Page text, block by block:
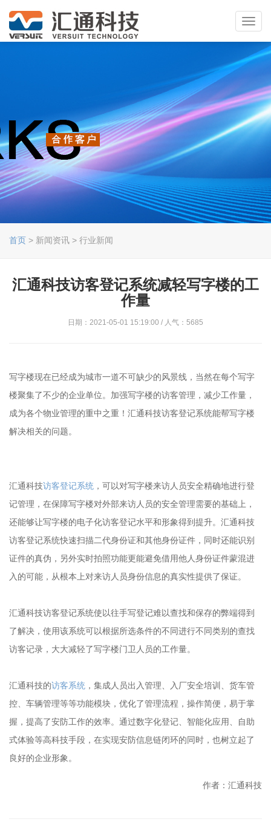
首页 > 新闻资讯 > 行业新闻
汇通科技访客登记系统减轻写字楼的工
作量
日期：2021-05-01 15:19:00 / 人气：5685
写字楼现在已经成为城市一道不可缺少的风景线，当然在每个写字
楼聚集了不少的企业单位。加强写字楼的访客管理，减少工作量，
成为各个物业管理的重中之重！汇通科技访客登记系统能帮写字楼
解决相关的问题。
汇通科技访客登记系统 ，可以对写字楼来访人员安全精确地进行登
记管理，在保障写字楼对外部来访人员的安全管理需要的基础上，
还能够让写字楼的电子化访客登记水平和形象得到提升。汇通科技
访客登记系统快速扫描二代身份证和其他身份证件，同时还能识别
证件的真伪，另外实时拍照功能更能避免借用他人身份证件蒙混进
入的可能，从根本上对来访人员身份信息的真实性提供了保证。
汇通科技访客登记系统使以往手写登记难以查找和保存的弊端得到
了解决，使用该系统可以根据所选条件的不同进行不同类别的查找
访客记录，大大减轻了写字楼门卫人员的工作量。
汇通科技的访客系统 ，集成人员出入管理、入厂安全培训、货车管
控、车辆管理等等功能模块，优化了管理流程，操作简便，易于掌
握，提高了安防工作的效率。通过数字化登记、智能化应用、自助
式体验等高科技手段，在实现安防信息链闭环的同时，也树立起了
良好的企业形象。
作者：汇通科技